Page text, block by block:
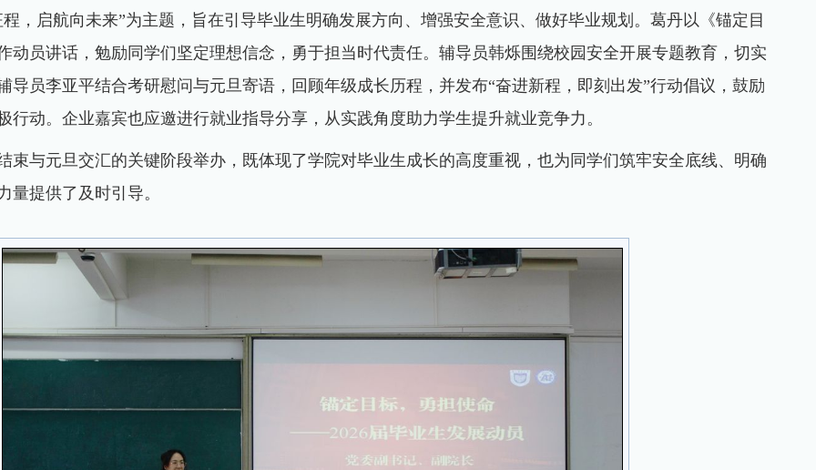
，启航向未来”为主题，旨在引导毕业生明确发展方向、增强安全意识、做好毕业规划。葛丹以《锚定目
动员讲话，勉励同学们坚定理想信念，勇于担当时代责任。辅导员韩烁围绕校园安全开展专题教育，切实
导员李亚平结合考研慰问与元旦寄语，回顾年级成长历程，并发布“奋进新程，即刻出发”行动倡议，鼓励
行动。企业嘉宾也应邀进行就业指导分享，从实践角度助力学生提升就业竞争力。
束与元旦交汇的关键阶段举办，既体现了学院对毕业生成长的高度重视，也为同学们筑牢安全底线、明确
量提供了及时引导。